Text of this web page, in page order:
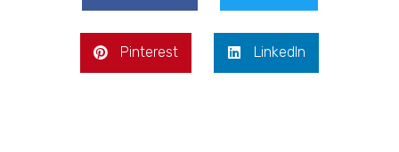
Pinterest LinkedIn